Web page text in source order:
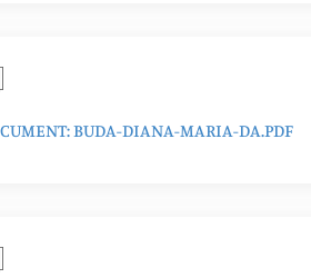
BUDA-DIANA-MARIA-DA.PDF